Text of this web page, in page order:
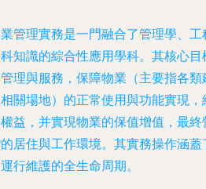
管理實務是一門融合了管理學、
知識的綜合性應用學科。其核心
理與服務，保障物業（主要指各
關場地）的正常使用與功能實現
益，并實現物業的保值增值，最
居住與工作環境。其實務操作涵
行維護的全生命周期。